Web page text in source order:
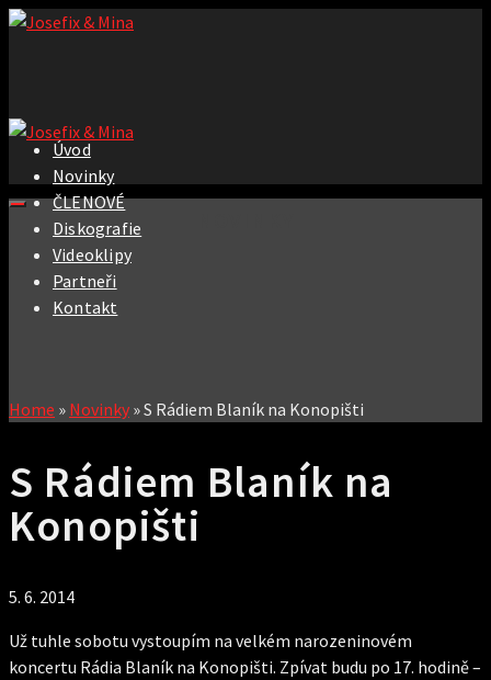
Úvod
Novinky
ČLENOVÉ
Diskografie
Videoklipy
Partneři
Kontakt
Home » Novinky »S Rádiem Blaník na Konopišti
S Rádiem Blaník na
Konopišti
5. 6. 2014
Už tuhle sobotu vystoupím na velkém narozeninovém
koncertu Rádia Blaník na Konopišti. Zpívat budu po 17. hodině –